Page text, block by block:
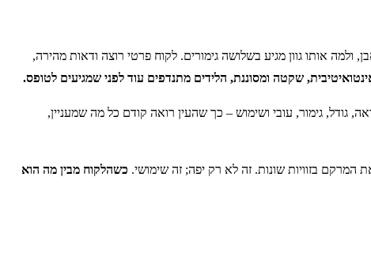
אותו גוון מגיע בשלושה גימורים. לקוח פרטי רוצה ודאות מהירה,
שקטה ומסוננת, הלידים מתנדפים עוד לפני שמגיעים לטופס.
גודל, גימור, עובי ושימוש – כך שהעין רואה קודם כל מה שמעניין,
המרקם בזוויות שונות. זה לא רק יפה; זה שימושי. כשהלקוח מבין מה הוא